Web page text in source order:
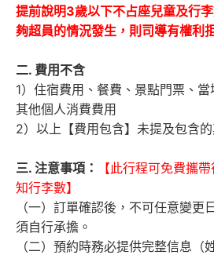
提前說明3歲以下不占座兒童及行
夠超員的情況發生，則司導有權利
二. 費用不含
1）住宿費用、餐費、景點門票、
其他個人消費費用
2）以上【費用包含】未提及包含
三. 注意事項：
【此行程可免費攜
知行李數】
（一）訂單確認後，不可任意變更
須自行承擔。
（二）預約時務必提供完整信息